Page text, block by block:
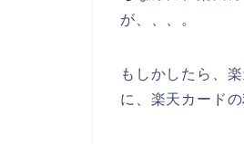
が、、、。
もしかしたら、
に、楽天カード